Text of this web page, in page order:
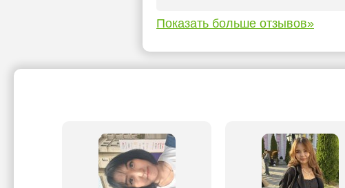
Показать больше отзывов»